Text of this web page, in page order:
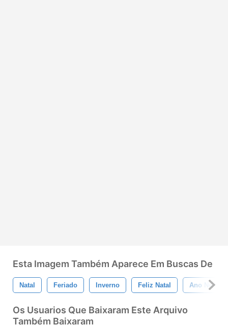
Esta Imagem Também Aparece Em Buscas De
Natal Feriado Inverno Feliz Natal Ano Novo
Os Usuarios Que Baixaram Este Arquivo
Também Baixaram